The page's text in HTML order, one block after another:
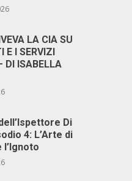
LA CIA SU
E I SERVIZI
DI ISABELLA
Di
4: L’Arte di
l’Ignoto